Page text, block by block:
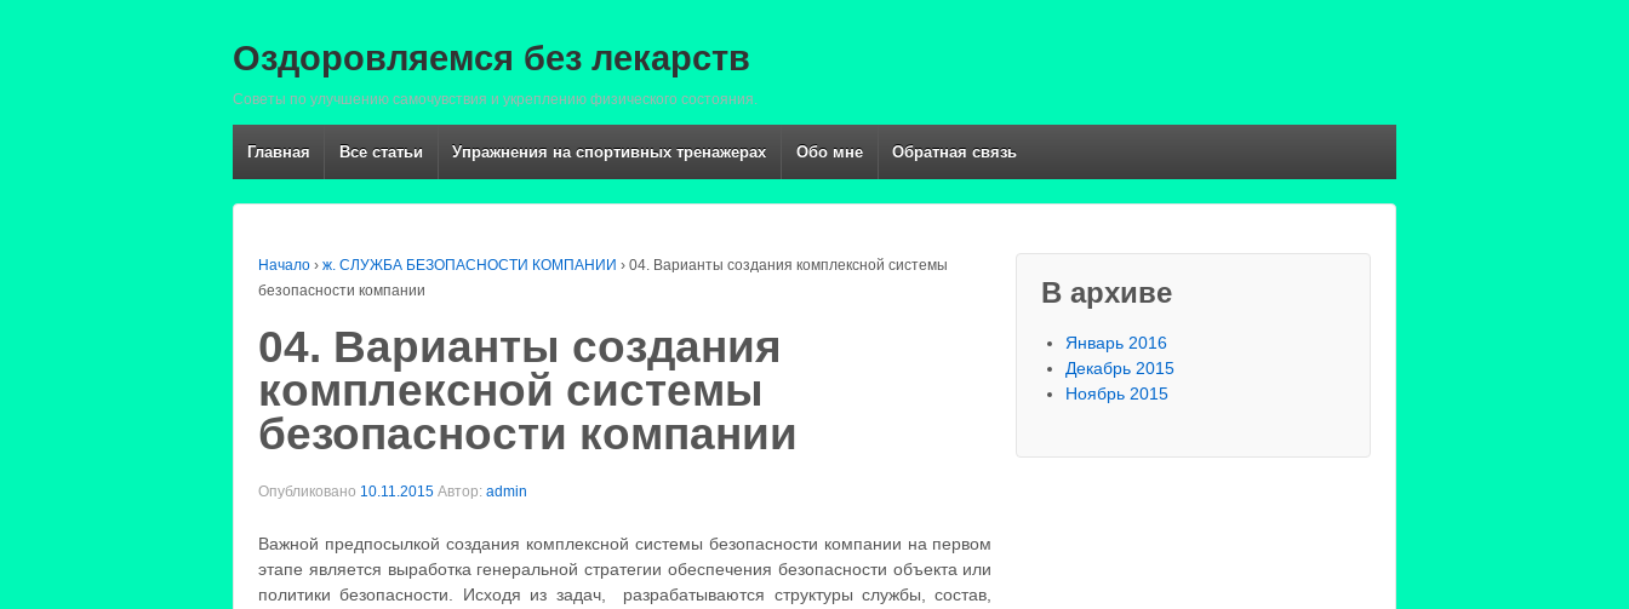
Оздоровляемся без лекарств
Советы по улучшению самочувствия и укреплению физического состояния.
Главная Все статьи Упражнения на спортивных тренажерах Обо мне Обратная связь
Начало › ж. СЛУЖБА БЕЗОПАСНОСТИ КОМПАНИИ › 04. Варианты создания комплексной системы
безопасности компании
04. Варианты создания
комплексной системы
безопасности компании
Опубликовано 10.11.2015 Автор: admin
Важной предпосылкой создания комплексной системы безопасности компании на первом
этапе является выработка генеральной стратегии обеспечения безопасности объекта или
политики безопасности. Исходя из задач, разрабатываются структуры службы, состав,
В архиве
Январь 2016
Декабрь 2015
Ноябрь 2015